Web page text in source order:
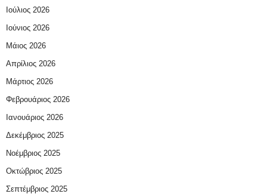
Ιούλιος 2026
Ιούνιος 2026
Μάιος 2026
Απρίλιος 2026
Μάρτιος 2026
Φεβρουάριος 2026
Ιανουάριος 2026
Δεκέμβριος 2025
Νοέμβριος 2025
Οκτώβριος 2025
Σεπτέμβριος 2025